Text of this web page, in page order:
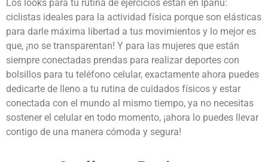
Los looks para tu rutina de ejercicios están en Ipanú:
ciclistas ideales para la actividad física porque son elásticas
para darle máxima libertad a tus movimientos y lo mejor es
que, ¡no se transparentan! Y para las mujeres que están
siempre conectadas prendas para realizar deportes con
bolsillos para tu teléfono celular, exactamente ahora puedes
dedicarte de lleno a tu rutina de cuidados físicos y estar
conectada con el mundo al mismo tiempo, ya no necesitas
sostener el celular en todo momento, ¡ahora lo puedes llevar
contigo de una manera cómoda y segura!